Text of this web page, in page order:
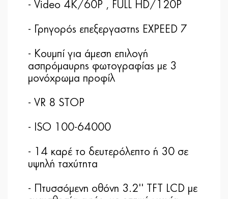
- Video 4K/60P , FULL HD/120P
- Γρηγορός επεξεργαστης EXPEED 7
- Κουμπί για άμεση επιλογή
ασπρόμαυρης φωτογραφίας με 3
μονόχρωμα προφίλ
- VR 8 STOP
- ISO 100-64000
- 14 καρέ το δευτερόλεπτο ή 30 σε
υψηλή ταχύτητα
- Πτυσσόμενη οθόνη 3.2'' TFT LCD με